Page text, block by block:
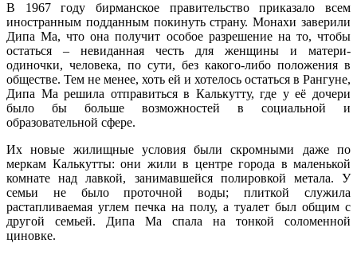
В 1967 году бирманское правительство приказало всем
иностранным подданным покинуть страну. Монахи заверили
Дипа Ма, что она получит особое разрешение на то, чтобы
остаться – невиданная честь для женщины и матери-
одиночки, человека, по сути, без какого-либо положения в
обществе. Тем не менее, хоть ей и хотелось остаться в Рангуне,
Дипа Ма решила отправиться в Калькутту, где у её дочери
было бы больше возможностей в социальной и
образовательной сфере.
Их новые жилищные условия были скромными даже по
меркам Калькутты: они жили в центре города в маленькой
комнате над лавкой, занимавшейся полировкой метала. У
семьи не было проточной воды; плиткой служила
растапливаемая углем печка на полу, а туалет был общим с
другой семьей. Дипа Ма спала на тонкой соломенной
циновке.